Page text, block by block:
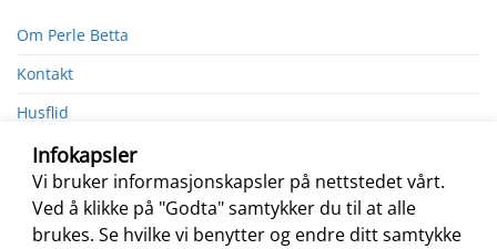
Infokapsler
Vi bruker informasjonskapsler på nettstedet vårt.
Ved å klikke på "Godta" samtykker du til at alle
brukes. Se hvilke vi benytter og endre ditt samtykke
Om Perle Betta
Kontakt
Husflid